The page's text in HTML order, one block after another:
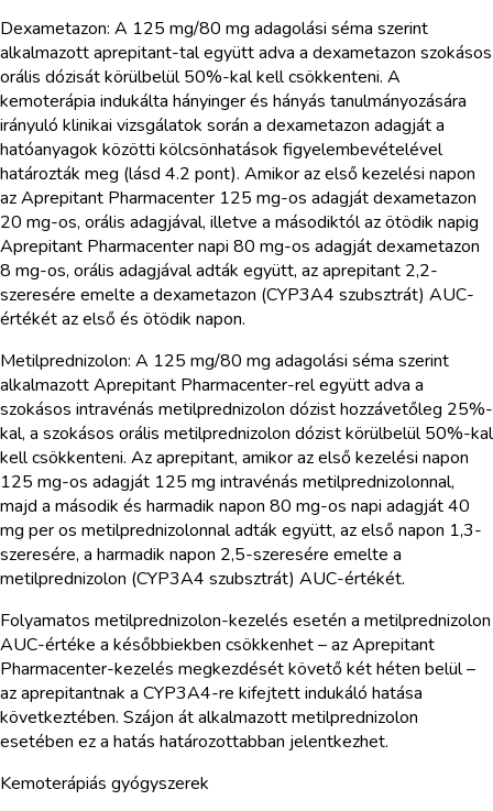
Dexametazon: A 125 mg/80 mg adagolási séma szerint
alkalmazott aprepitant-tal együtt adva a dexametazon szokásos
orális dózisát körülbelül 50%-kal kell csökkenteni. A
kemoterápia indukálta hányinger és hányás tanulmányozására
irányuló klinikai vizsgálatok során a dexametazon adagját a
hatóanyagok közötti kölcsönhatások figyelembevételével
határozták meg (lásd 4.2 pont). Amikor az első kezelési napon
az Aprepitant Pharmacenter 125 mg-os adagját dexametazon
20 mg-os, orális adagjával, illetve a másodiktól az ötödik napig
Aprepitant Pharmacenter napi 80 mg-os adagját dexametazon
8 mg-os, orális adagjával adták együtt, az aprepitant 2,2-
szeresére emelte a dexametazon (CYP3A4 szubsztrát) AUC-
értékét az első és ötödik napon.
Metilprednizolon: A 125 mg/80 mg adagolási séma szerint
alkalmazott Aprepitant Pharmacenter-rel együtt adva a
szokásos intravénás metilprednizolon dózist hozzávetőleg 25%-
kal, a szokásos orális metilprednizolon dózist körülbelül 50%-kal
kell csökkenteni. Az aprepitant, amikor az első kezelési napon
125 mg-os adagját 125 mg intravénás metilprednizolonnal,
majd a második és harmadik napon 80 mg-os napi adagját 40
mg per os metilprednizolonnal adták együtt, az első napon 1,3-
szeresére, a harmadik napon 2,5-szeresére emelte a
metilprednizolon (CYP3A4 szubsztrát) AUC-értékét.
Folyamatos metilprednizolon-kezelés esetén a metilprednizolon
AUC-értéke a későbbiekben csökkenhet – az Aprepitant
Pharmacenter-kezelés megkezdését követő két héten belül –
az aprepitantnak a CYP3A4-re kifejtett indukáló hatása
következtében. Szájon át alkalmazott metilprednizolon
esetében ez a hatás határozottabban jelentkezhet.
Kemoterápiás gyógyszerek